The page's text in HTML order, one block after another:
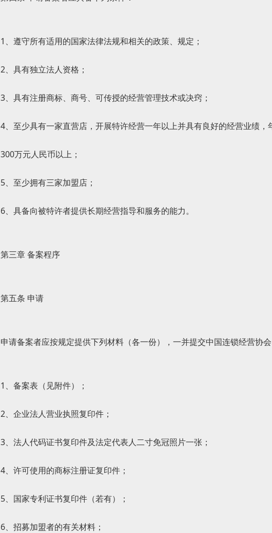
1、遵守所有适用的国家法律法规和相关的政策、规定；
2、具有独立法人资格；
3、具有注册商标、商号、可传授的经营管理技术或决窍；
4、至少具有一家直营店，开展特许经营一年以上并具有良好的经营业绩，
300万元人民币以上；
5、至少拥有三家加盟店；
6、具备向被特许者提供长期经营指导和服务的能力。
第三章 备案程序
第五条 申请
申请备案者应按规定提供下列材料（各一份），一并提交中国连锁经营协
1、备案表（见附件）；
2、企业法人营业执照复印件；
3、法人代码证书复印件及法定代表人二寸免冠照片一张；
4、许可使用的商标注册证复印件；
5、国家专利证书复印件（若有）；
6、招募加盟者的有关材料；